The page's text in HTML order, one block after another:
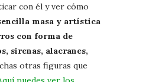
con él y ver cómo
masa y artística
con forma de
sirenas, alacranes,
otras figuras que